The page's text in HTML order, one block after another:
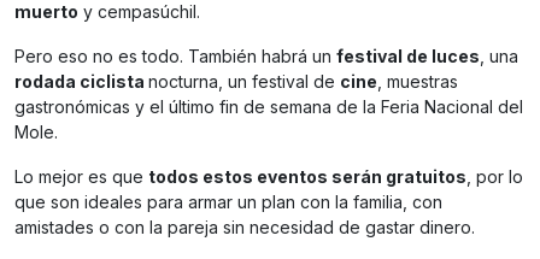
muerto y cempasúchil.
Pero eso no es todo. También habrá un festival de luces, una
rodada ciclista nocturna, un festival de cine, muestras
gastronómicas y el último fin de semana de la Feria Nacional del
Mole.
Lo mejor es que todos estos eventos serán gratuitos, por lo
que son ideales para armar un plan con la familia, con
amistades o con la pareja sin necesidad de gastar dinero.